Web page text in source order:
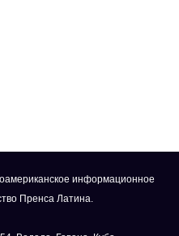
информационное
Пренса Латина.